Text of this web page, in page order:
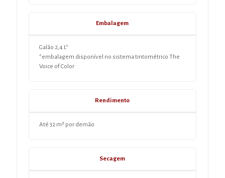
Embalagem
Galão 2,4 L*
*embalagem disponível no sistema tintométrico The
Voice of Color
Rendimento
Até 32 m² por demão
Secagem